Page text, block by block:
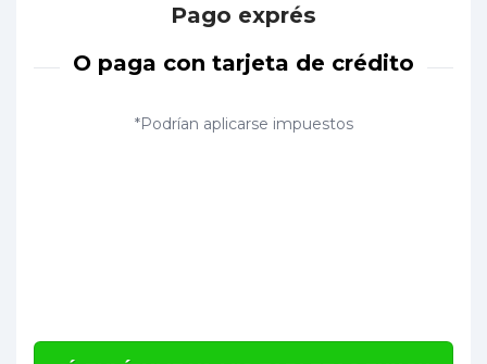
Pago exprés
O paga con tarjeta de crédito
*Podrían aplicarse impuestos